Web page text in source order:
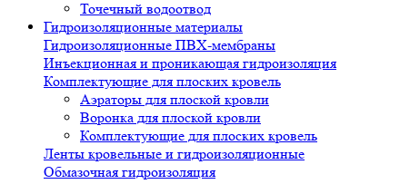
Точечный водоотвод
Гидроизоляционные материалы
Гидроизоляционные ПВХ-мембраны
Инъекционная и проникающая гидроизоляция
Комплектующие для плоских кровель
Аэраторы для плоской кровли
Воронка для плоской кровли
Комплектующие для плоских кровель
Ленты кровельные и гидроизоляционные
Обмазочная гидроизоляция